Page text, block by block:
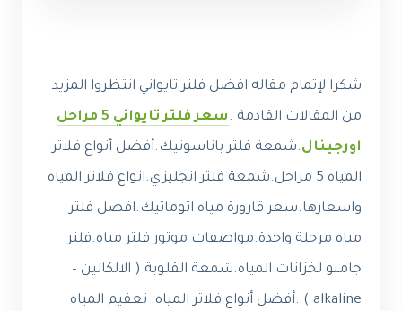
شكرا لإتمام مقاله افضل فلتر تايواني انتظروا المزيد
من المقالات القادمة .
سعر فلتر تايواني 5 مراحل
اورجينال.شمعة فلتر باناسونيك.أفضل أنواع فلاتر
المياه 5 مراحل.
شمعة فلتر انجليزي.انواع فلاتر المياه
واسعارها.سعر قارورة مياه اتوماتيك.افضل فلتر
مياه مرحلة واحدة.مواصفات موتور فلتر مياه.فلتر
جامبو لخزانات المياه.شمعة القلوية ( الالكالين –
alkaline ) .
أفضل أنواع فلاتر المياه. تعقيم المياه